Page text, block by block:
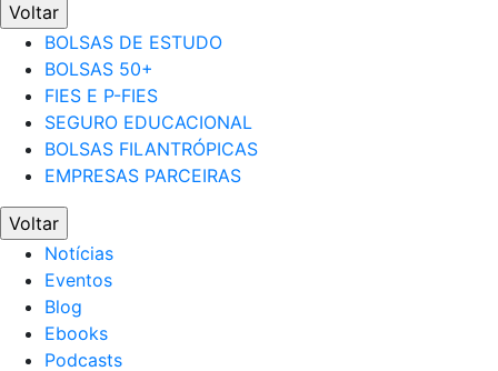
Voltar
BOLSAS DE ESTUDO
BOLSAS 50+
FIES E P-FIES
SEGURO EDUCACIONAL
BOLSAS FILANTRÓPICAS
EMPRESAS PARCEIRAS
Voltar
Notícias
Eventos
Blog
Ebooks
Podcasts